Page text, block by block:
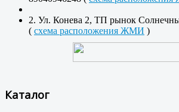
2. Ул. Конева 2, ТП рынок
( схема расположения ЖМИ )
Каталог